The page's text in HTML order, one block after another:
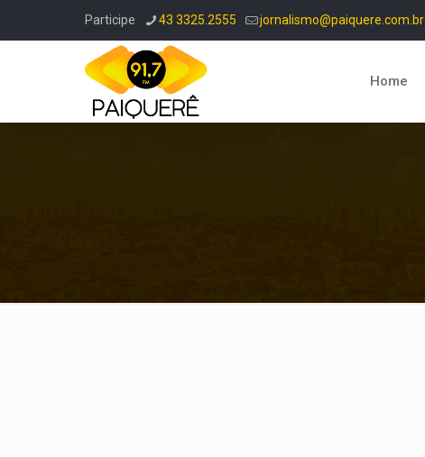
Participe 43 3325.2555 jornalismo@paiquere.com.br
Home